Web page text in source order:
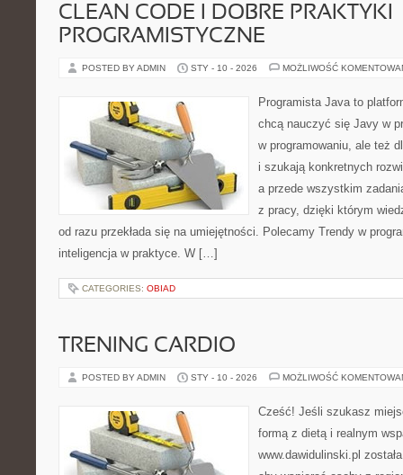
CLEAN CODE I DOBRE PRAKTYKI
PROGRAMISTYCZNE
POSTED BY ADMIN STY - 10 - 2026 MOŻLIWOŚĆ
Programista Java to
chcą nauczyć się Javy w
w programowaniu, ale też
i szukają konkretnych
a przede wszystkim
z pracy, dzięki którym
od razu przekłada się na umiejętności. Polecamy Trendy w
inteligencja w praktyce. W […]
CATEGORIES: OBIAD
TRENING CARDIO
POSTED BY ADMIN STY - 10 - 2026 MOŻLIWOŚĆ
Cześć! Jeśli szukasz
formą z dietą i realnym
www.dawidulinski.pl